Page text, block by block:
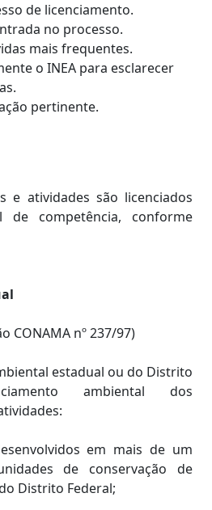
de licenciamento.
no processo.
mais frequentes.
o INEA para esclarecer
pertinente.
e atividades são licenciados
competência, conforme
CONAMA nº 237/97)
estadual ou do Distrito
ambiental dos
em mais de um
de conservação de
Distrito Federal;